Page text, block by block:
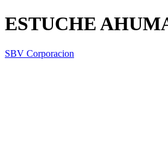
ESTUCHE
SBV Corporacion